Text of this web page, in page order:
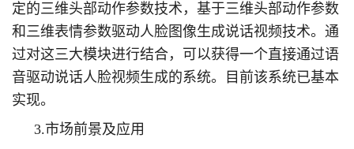
定的三维头部动作参数技术，基于三维头部动作参数
和三维表情参数驱动人脸图像生成说话视频技术。通
过对这三大模块进行结合，可以获得一个直接通过语
音驱动说话人脸视频生成的系统。目前该系统已基本
实现。
3.市场前景及应用